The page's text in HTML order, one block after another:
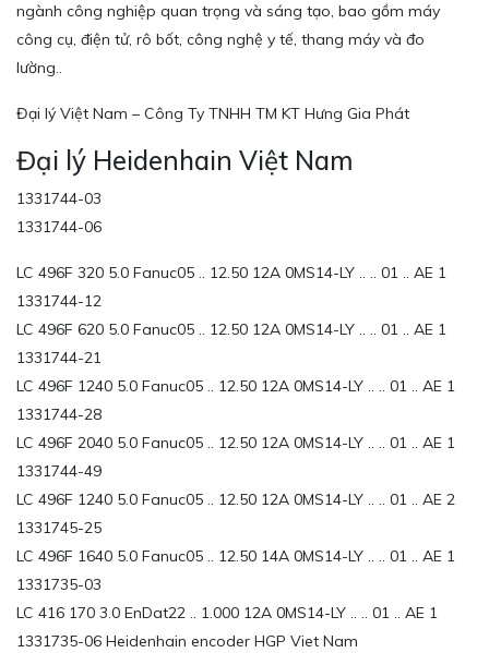
ngành công nghiệp quan trọng và sáng tạo, bao gồm máy
công cụ, điện tử, rô bốt, công nghệ y tế, thang máy và đo
lường..
Đại lý Việt Nam – Công Ty TNHH TM KT Hưng Gia Phát
Đại lý Heidenhain Việt Nam
1331744-03
1331744-06
LC 496F 320 5.0 Fanuc05 .. 12.50 12A 0MS14-LY .. .. 01 .. AE 1
1331744-12
LC 496F 620 5.0 Fanuc05 .. 12.50 12A 0MS14-LY .. .. 01 .. AE 1
1331744-21
LC 496F 1240 5.0 Fanuc05 .. 12.50 12A 0MS14-LY .. .. 01 .. AE 1
1331744-28
LC 496F 2040 5.0 Fanuc05 .. 12.50 12A 0MS14-LY .. .. 01 .. AE 1
1331744-49
LC 496F 1240 5.0 Fanuc05 .. 12.50 12A 0MS14-LY .. .. 01 .. AE 2
1331745-25
LC 496F 1640 5.0 Fanuc05 .. 12.50 14A 0MS14-LY .. .. 01 .. AE 1
1331735-03
LC 416 170 3.0 EnDat22 .. 1.000 12A 0MS14-LY .. .. 01 .. AE 1
1331735-06 Heidenhain encoder HGP Viet Nam